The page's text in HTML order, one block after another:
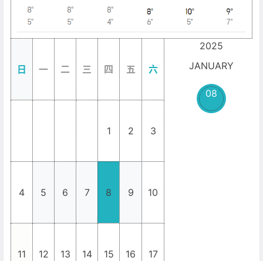
日 一 二 三 四 五 六
1 2 3
4 5 6 7 8 9 10
11 12 13 14 15 16 17
2025
JANUARY
08